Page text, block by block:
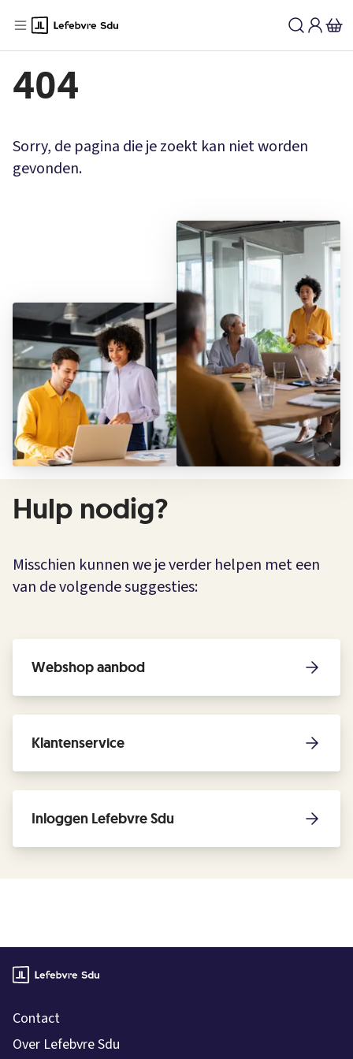
404
Sorry, de pagina die je zoekt kan niet worden
gevonden.
Hulp nodig?
Misschien kunnen we je verder helpen met een
van de volgende suggesties:
Webshop aanbod
Klantenservice
Inloggen Lefebvre Sdu
Contact
Over Lefebvre Sdu